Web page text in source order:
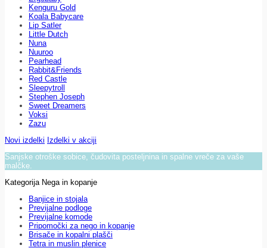
Kenguru Gold
Koala Babycare
Lip Satler
Little Dutch
Nuna
Nuuroo
Pearhead
Rabbit&Friends
Red Castle
Sleepytroll
Stephen Joseph
Sweet Dreamers
Voksi
Zazu
Novi izdelki Izdelki v akciji
Sanjske otroške sobice, čudovita posteljnina in spalne vreče za vaše
malčke.
Kategorija Nega in kopanje
Banjice in stojala
Previjalne podloge
Previjalne komode
Pripomočki za nego in kopanje
Brisače in kopalni plašči
Tetra in muslin plenice